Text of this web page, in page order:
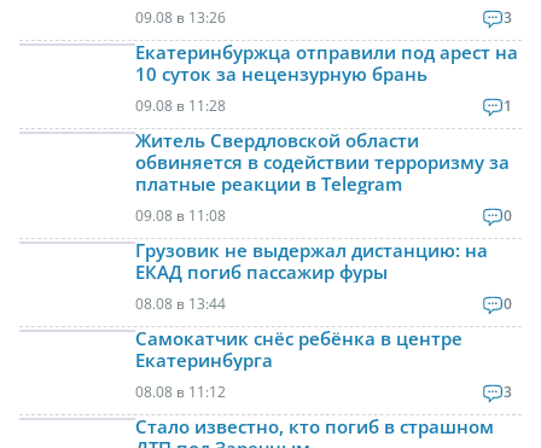
09.08 в 13:26 3
Екатеринбуржца отправили под арест на
10 суток за нецензурную брань
09.08 в 11:28 1
Житель Свердловской области
обвиняется в содействии терроризму за
платные реакции в Telegram
09.08 в 11:08 0
Грузовик не выдержал дистанцию: на
ЕКАД погиб пассажир фуры
08.08 в 13:44 0
Самокатчик снёс ребёнка в центре
Екатеринбурга
08.08 в 11:12 3
Стало известно, кто погиб в страшном